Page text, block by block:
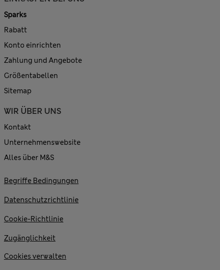
Sparks
Rabatt
Konto einrichten
Zahlung und Angebote
Größentabellen
Sitemap
WIR ÜBER UNS
Kontakt
Unternehmenswebsite
Alles über M&S
Begriffe Bedingungen
Datenschutzrichtlinie
Cookie-Richtlinie
Zugänglichkeit
Cookies verwalten